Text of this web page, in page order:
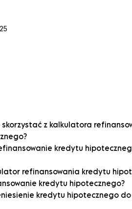
z kalkulatora
kredytu
refinansowania kredytu
kredytu hipotecznego?
kredytu hipotecznego